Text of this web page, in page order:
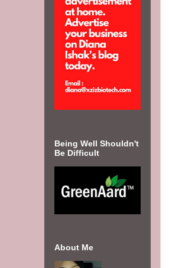
Being Well Shouldn't
Be Difficult
About Me